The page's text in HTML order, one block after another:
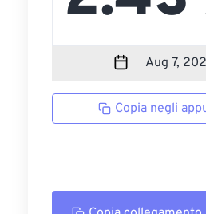
Copia negli